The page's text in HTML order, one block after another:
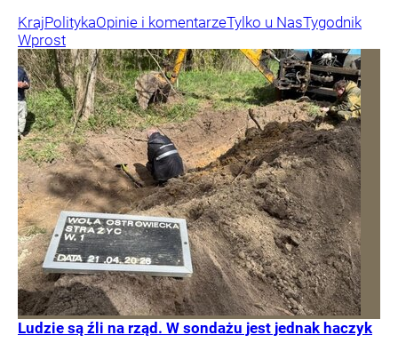
KrajPolitykaOpinie i komentarzeTylko u NasTygodnik
Wprost
Ludzie są źli na rząd. W sondażu jest jednak haczyk